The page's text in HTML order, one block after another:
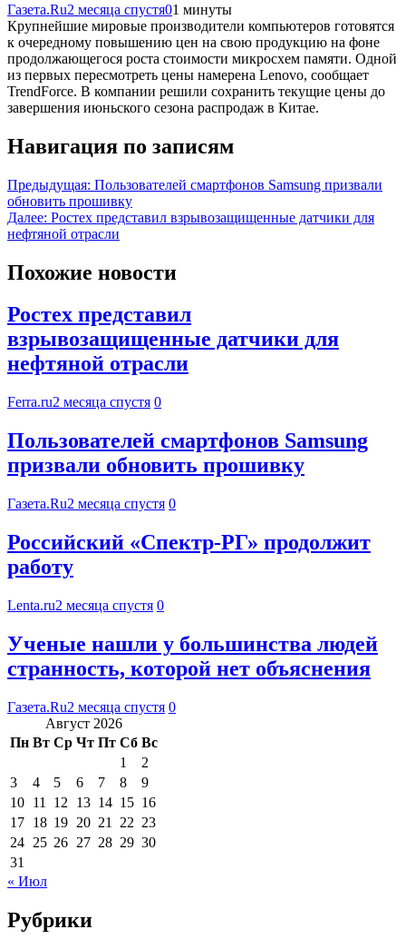
Газета.Ru2 месяца спустя01 минуты
Крупнейшие мировые производители компьютеров готовятся
к очередному повышению цен на свою продукцию на фоне
продолжающегося роста стоимости микросхем памяти. Одной
из первых пересмотреть цены намерена Lenovo, сообщает
TrendForce. В компании решили сохранить текущие цены до
завершения июньского сезона распродаж в Китае.
Навигация по записям
Предыдущая: Пользователей смартфонов Samsung призвали
обновить прошивку
Далее: Ростех представил взрывозащищенные датчики для
нефтяной отрасли
Похожие новости
Ростех представил
взрывозащищенные датчики для
нефтяной отрасли
Ferra.ru2 месяца спустя 0
Пользователей смартфонов Samsung
призвали обновить прошивку
Газета.Ru2 месяца спустя 0
Российский «Спектр-РГ» продолжит
работу
Lenta.ru2 месяца спустя 0
Ученые нашли у большинства людей
странность, которой нет объяснения
Газета.Ru2 месяца спустя 0
Август 2026
Пн Вт Ср Чт Пт Сб Вс
1
2
3
4 5 6 7 8
9
10 11 12 13 14 15 16
17 18 19 20 21 22 23
24 25 26 27 28 29 30
31
« Июл
Рубрики